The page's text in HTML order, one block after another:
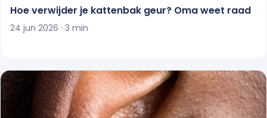
Hoe verwijder je kattenbak geur? Oma weet raad
24 jun 2026 · 3 min